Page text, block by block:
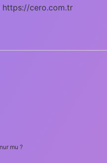
https://cero.com.tr
mu ?